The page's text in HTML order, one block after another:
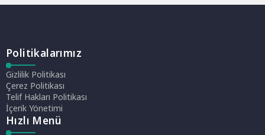
Politikalarımız
Gizlilik Politikası
Çerez Politikası
Telif Hakları Politikası
İçerik Yönetimi
Hızlı Menü